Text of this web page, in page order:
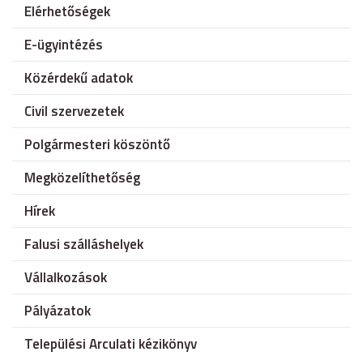
Elérhetőségek
E-ügyintézés
Közérdekű adatok
Civil szervezetek
Polgármesteri köszöntő
Megközelíthetőség
Hírek
Falusi szálláshelyek
Vállalkozások
Pályázatok
Települési Arculati kézikönyv